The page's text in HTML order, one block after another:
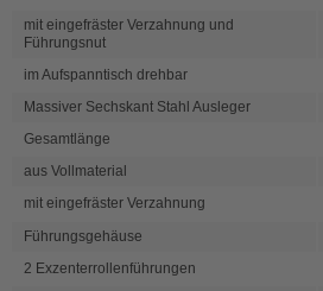
mit eingefräster Verzahnung und
Führungsnut
im Aufspanntisch drehbar
Massiver Sechskant Stahl Ausleger
Gesamtlänge
aus Vollmaterial
mit eingefräster Verzahnung
Führungsgehäuse
2 Exzenterrollenführungen